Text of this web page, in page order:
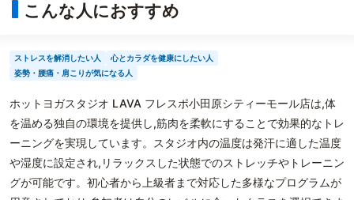
こんな人におすすめ
ストレスを解消したい人
心とカラダを健康にしたい人
姿勢・腰痛・肩こりが気になる人
ホットヨガスタジオ LAVA フレスポ小田原シティーモール店は,体
を温める独自の環境を提供し,筋肉を柔軟にすることで効果的なトレ
ーニングを実現しています。スタジオ内の温度は発汗に適した温度
や湿度に設定され,リラックスした状態でのストレッチやトレーニン
グが可能です。初心者から上級者まで対応した多様なプログラムが